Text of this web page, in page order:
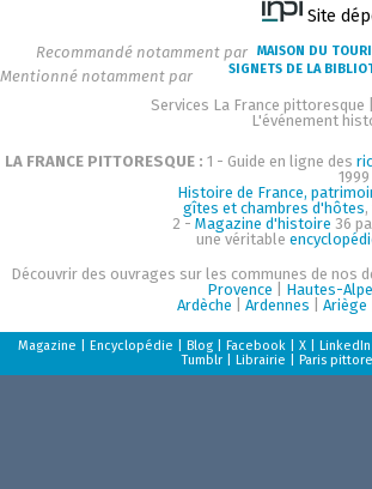
Site
Recommandé notamment par MAISON DU
Mentionné notamment par
SIGNETS DE LA
Services La France pittoresque
L'événement
LA FRANCE PITTORESQUE : 1 - Guide en ligne des
1999
Histoire de France,
gîtes et chambres d'hôtes
2 - Magazine d'histoire 36
une véritable
Découvrir des ouvrages sur les communes de nos
Provence
Hautes-
Ardèche |Ardennes |Ariège
Magazine |Encyclopédie |Blog |Facebook |X |LinkedIn
Tumblr |Librairie |Paris